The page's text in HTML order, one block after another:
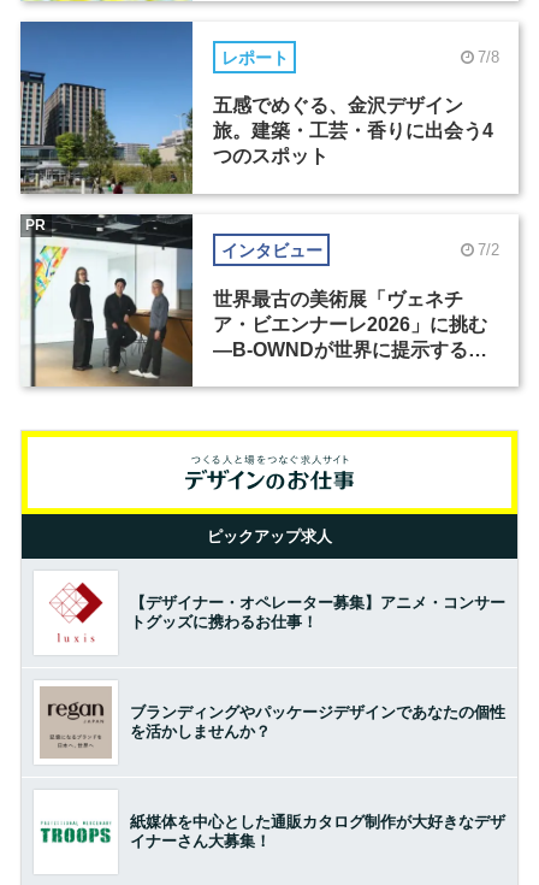
レポート 7/8
五感でめぐる、金沢デザイン
旅。建築・工芸・香りに出会う4
つのスポット
インタビュー 7/2
世界最古の美術展「ヴェネチ
ア・ビエンナーレ2026」に挑む
―B-OWNDが世界に提示する美
PR
ピックアップ求人
【デザイナー・オペレーター募集】アニメ・コンサー
トグッズに携わるお仕事！
ブランディングやパッケージデザインであなたの個性
を活かしませんか？
紙媒体を中心とした通販カタログ制作が大好きなデザ
イナーさん大募集！